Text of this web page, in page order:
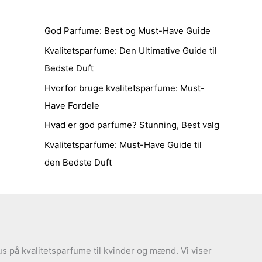
God Parfume: Best og Must-Have Guide
Kvalitetsparfume: Den Ultimative Guide til
Bedste Duft
Hvorfor bruge kvalitetsparfume: Must-
Have Fordele
Hvad er god parfume? Stunning, Best valg
Kvalitetsparfume: Must-Have Guide til
den Bedste Duft
på kvalitetsparfume til kvinder og mænd. Vi viser